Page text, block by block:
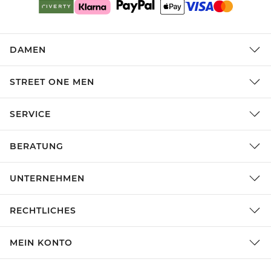
DAMEN
STREET ONE MEN
SERVICE
BERATUNG
UNTERNEHMEN
RECHTLICHES
MEIN KONTO